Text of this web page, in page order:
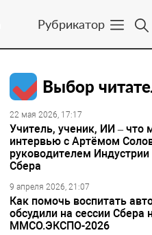
Рубрикатор
Выбор
22 мая 2026, 17:17
Учитель, ученик, ИИ – что
интервью с Артёмом
руководителем Индустрии
Сбера
9 апреля 2026, 21:07
Как помочь воспитать
обсудили на сессии Сбера
ММСО.ЭКСПО-2026